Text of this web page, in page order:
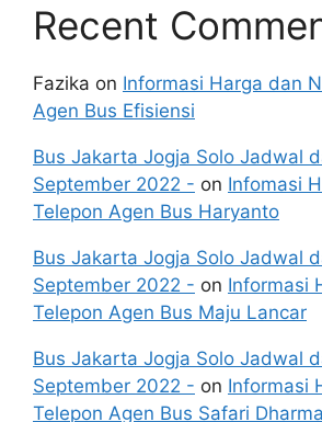
Recent
Fazika on Informasi Harga dan
Agen Bus Efisiensi
Bus Jakarta Jogja Solo Jadwal
September 2022 - on Infomasi
Telepon Agen Bus Haryanto
Bus Jakarta Jogja Solo Jadwal
September 2022 - on Informasi
Telepon Agen Bus Maju Lancar
Bus Jakarta Jogja Solo Jadwal
September 2022 - on Informasi
Telepon Agen Bus Safari